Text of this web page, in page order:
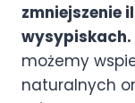
zmniejszenie
wysypiskach.
możemy
naturalnych